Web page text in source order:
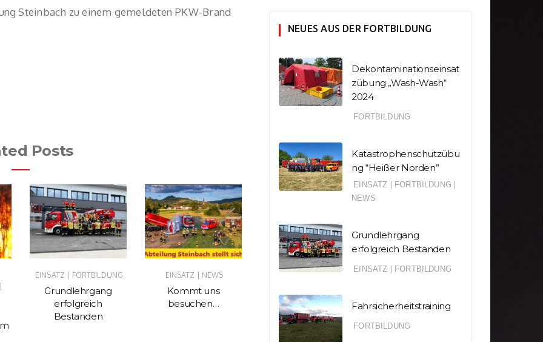
Steinbach zu einem gemeldeten PKW-Brand
Posts
|
EINSATZ | FORTBILDUNG
Grundlehrgang
erfolgreich
Bestanden
EINSATZ | NEWS
Kommt uns
besuchen…
EINSATZ | FORTBILDUNG |
Katastrophenschutzü
bung “Heißer
Norden”
|
Hohe
Waldbrandgefahr im
NEUES AUS DER FORTBILDUNG
Dekontaminationseinsat
zübung „Wash-Wash“
2024
FORTBILDUNG
Katastrophenschutzübu
ng “Heißer Norden”
EINSATZ | FORTBILDUNG |
NEWS
Grundlehrgang
erfolgreich Bestanden
EINSATZ | FORTBILDUNG
Fahrsicherheitstraining
FORTBILDUNG